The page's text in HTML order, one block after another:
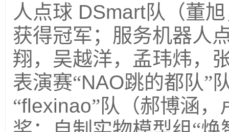
人点球 DSmart队（董
获得冠军；服务机器人
翔，吴越洋，孟玮炜，
表演赛“NAO跳的都队”
“flexinao”队（郝博涵，